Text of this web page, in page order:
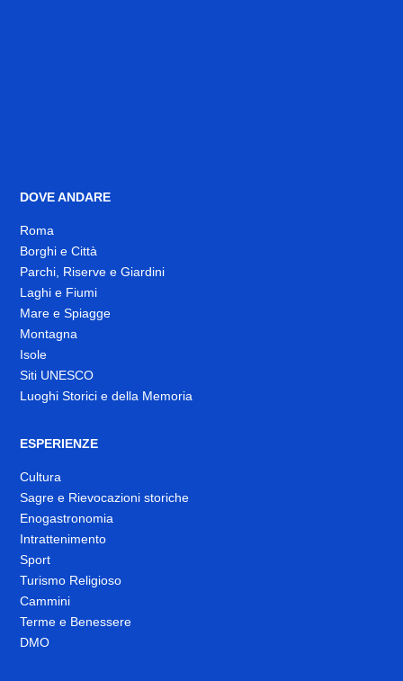
DOVE ANDARE
Roma
Borghi e Città
Parchi, Riserve e Giardini
Laghi e Fiumi
Mare e Spiagge
Montagna
Isole
Siti UNESCO
Luoghi Storici e della Memoria
ESPERIENZE
Cultura
Sagre e Rievocazioni storiche
Enogastronomia
Intrattenimento
Sport
Turismo Religioso
Cammini
Terme e Benessere
DMO